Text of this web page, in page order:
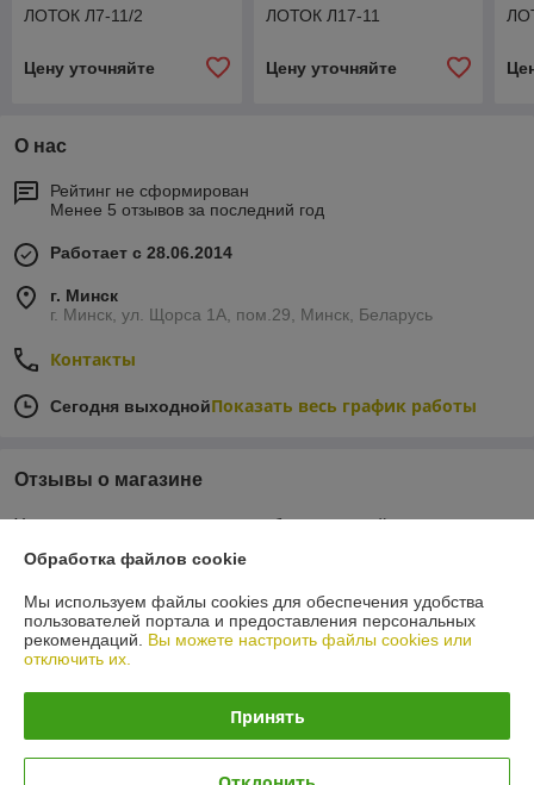
ЛОТОК Л7-11/2
Цену уточняйте
ЛОТОК Л17-11
Цену уточняйте
О нас
Рейтинг не сформирован
Менее 5 отзывов за последний год
Работает с 28.06.2014
г. Минск
г. Минск, ул. Щорса 1А, пом.29, Минск, Беларусь
Контакты
Сегодня выходнойПоказать весь график работы
Отзывы о магазине
У компании пока нет отзывов, добавьте первый
О нас
Контакты
График работы
Обработка файлов cookie
Мы используем файлы cookies для обеспечения удобства
пользователей портала и предоставления персональных
рекомендаций. Вы можете настроить файлы cookies или
отключить их.
Принять